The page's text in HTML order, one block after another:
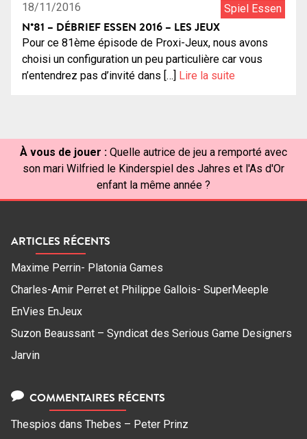
18/11/2016 Spiel Essen
N°81 – DÉBRIEF ESSEN 2016 – LES JEUX
Pour ce 81ème épisode de Proxi-Jeux, nous avons
choisi un configuration un peu particulière car vous
n’entendrez pas d’invité dans […]
Lire la suite
À vous de jouer : Quelle autrice de jeu a remporté avec
son mari Wilfried le Kinderspiel des Jahres et l'As d'Or
enfant la même année ?
ARTICLES RÉCENTS
Maxime Perrin- Platonia Games
Charles-Amir Perret et Philippe Gallois- SuperMeeple
EnVies EnJeux
Suzon Beaussant – Syndicat des Serious Game Designers
Jarvin
COMMENTAIRES RÉCENTS
Thespios dans Thebes – Peter Prinz